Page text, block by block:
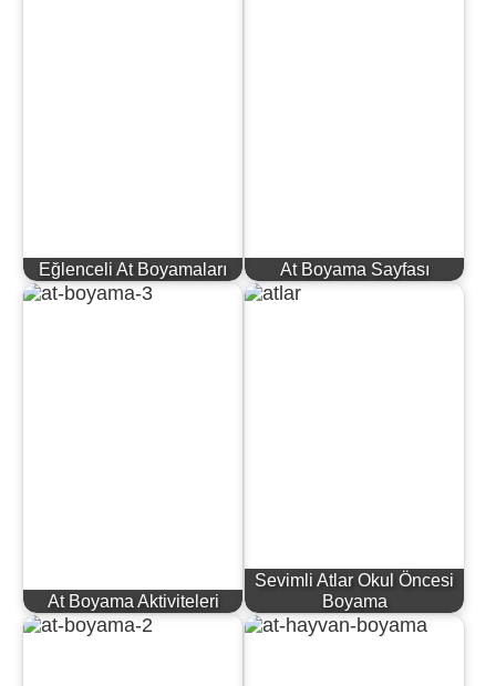
Eğlenceli At Boyamaları At Boyama Sayfası
At Boyama Aktiviteleri
Sevimli Atlar Okul Öncesi
Boyama